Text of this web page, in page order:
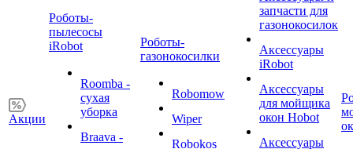
Акции
Роботы-
пылесосы
iRobot
Roomba -
сухая
уборка
Braava -
Роботы-
газонокосилки
Robomow
Wiper
Robokos
запчасти для
газонокосилок
Аксессуары
iRobot
Аксессуары
для мойщика
окон Hobot
Аксессуары